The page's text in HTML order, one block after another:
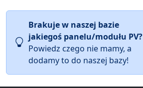
Brakuje w naszej bazie
jakiegoś panelu/modułu PV?
Powiedz czego nie mamy, a
dodamy to do naszej bazy!